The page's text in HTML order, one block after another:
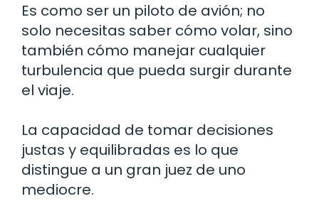
Es como ser un piloto de avión; no
solo necesitas saber cómo volar, sino
también cómo manejar cualquier
turbulencia que pueda surgir durante
el viaje.
La capacidad de tomar decisiones
justas y equilibradas es lo que
distingue a un gran juez de uno
mediocre.